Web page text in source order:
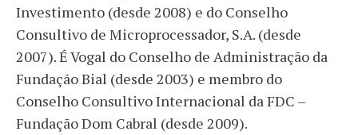
Investimento (desde 2008) e do Conselho
Consultivo de Microprocessador, S.A. (desde
2007). É Vogal do Conselho de Administração da
Fundação Bial (desde 2003) e membro do
Conselho Consultivo Internacional da FDC –
Fundação Dom Cabral (desde 2009).